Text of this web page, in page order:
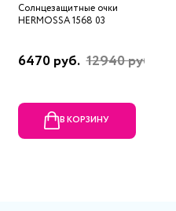
Солнцезащитные очки
HERMOSSA 1568 03
6470 руб. 12940 руб.
В КОРЗИНУ